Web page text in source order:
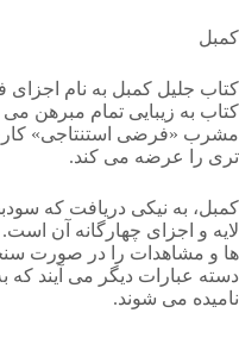
کمبل
کتاب به زیبایی تمام مبرهن
مشرب «فرضی استنتاجی»
تری را عرضه می کند.
کمبل، به نیکی دریافت که
لایه و اجزای چهارگانه آن
ها و مشاهدات را در صورت
دسته عبارات دیگر می آیند که
نامیده می شوند.